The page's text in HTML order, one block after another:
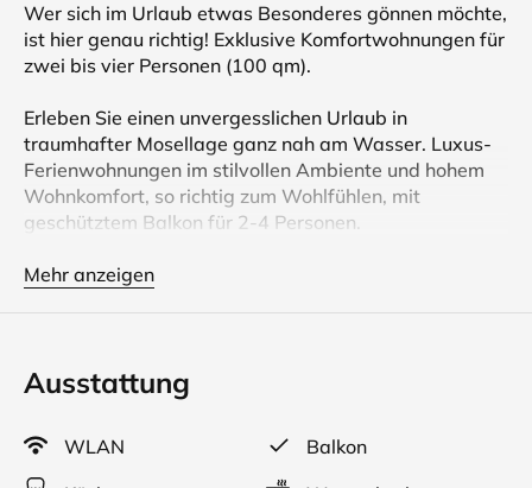
Wer sich im Urlaub etwas Besonderes gönnen möchte,
ist hier genau richtig! Exklusive Komfortwohnungen für
zwei bis vier Personen (100 qm).
Erleben Sie einen unvergesslichen Urlaub in
traumhafter Mosellage ganz nah am Wasser. Luxus-
Ferienwohnungen im stilvollen Ambiente und hohem
Wohnkomfort, so richtig zum Wohlfühlen, mit
geschütztem Balkon für 2-4 Personen.
Wohnraum) führen in beiden Wohnungen bis zum
Für Kaffeegenießer gibt es, neben der herkömmlichen
Kaffeemaschine, noch eine Nespresso
Kapselmaschine.
Luxusbad mit großer Glasdusche.
Mehr anzeigen
Ausstattung
WLAN
Balkon